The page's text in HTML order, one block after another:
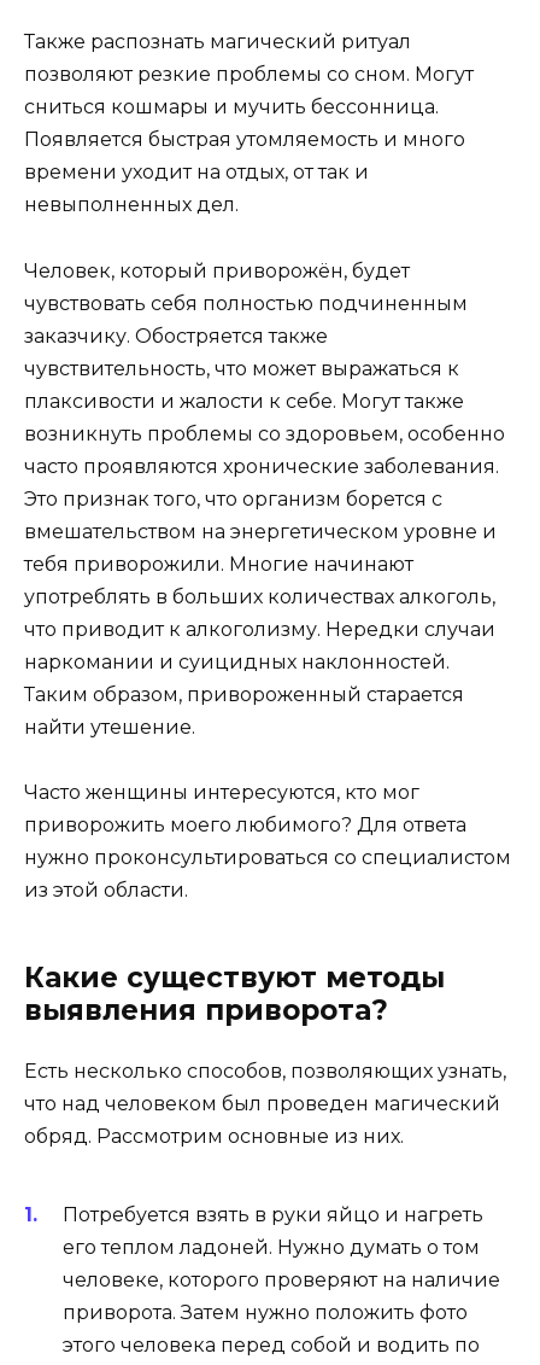
Также распознать магический ритуал
позволяют резкие проблемы со сном. Могут
сниться кошмары и мучить бессонница.
Появляется быстрая утомляемость и много
времени уходит на отдых, от так и
невыполненных дел.
Человек, который приворожён, будет
чувствовать себя полностью подчиненным
заказчику. Обостряется также
чувствительность, что может выражаться к
плаксивости и жалости к себе. Могут также
возникнуть проблемы со здоровьем, особенно
часто проявляются хронические заболевания.
Это признак того, что организм борется с
вмешательством на энергетическом уровне и
тебя приворожили. Многие начинают
употреблять в больших количествах алкоголь,
что приводит к алкоголизму. Нередки случаи
наркомании и суицидных наклонностей.
Таким образом, привороженный старается
найти утешение.
Часто женщины интересуются, кто мог
приворожить моего любимого? Для ответа
нужно проконсультироваться со специалистом
из этой области.
Какие существуют методы
выявления приворота?
Есть несколько способов, позволяющих узнать,
что над человеком был проведен магический
обряд. Рассмотрим основные из них.
Потребуется взять в руки яйцо и нагреть
его теплом ладоней. Нужно думать о том
человеке, которого проверяют на наличие
приворота. Затем нужно положить фото
этого человека перед собой и водить по